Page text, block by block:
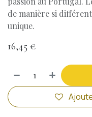
de manière si
unique.
16,45 €